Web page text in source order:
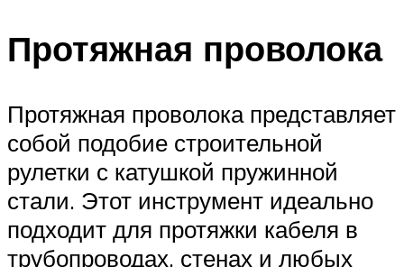
Протяжная проволока
Протяжная проволока представляет
собой подобие строительной
рулетки с катушкой пружинной
стали. Этот инструмент идеально
подходит для протяжки кабеля в
трубопроводах, стенах и любых